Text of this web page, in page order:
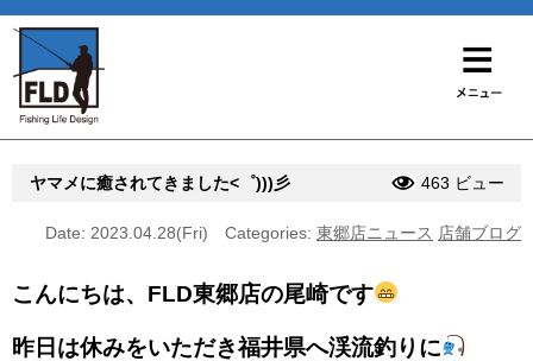
ヤマメに癒されてきました<゜)))彡 463 ビュー
Date: 2023.04.28(Fri) Categories: 東郷店ニュース 店舗ブログ
こんにちは、FLD東郷店の尾崎です
昨日は休みをいただき福井県へ渓流釣りに